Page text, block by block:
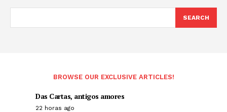
SEARCH
BROWSE OUR EXCLUSIVE ARTICLES!
Das Cartas, antigos amores
22 horas ago